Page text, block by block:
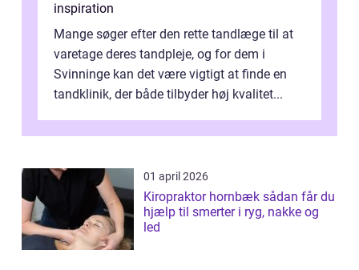
inspiration
Mange søger efter den rette tandlæge til at
varetage deres tandpleje, og for dem i
Svinninge kan det være vigtigt at finde en
tandklinik, der både tilbyder høj kvalitet...
01 april 2026
Kiropraktor hornbæk sådan får du
hjælp til smerter i ryg, nakke og
led